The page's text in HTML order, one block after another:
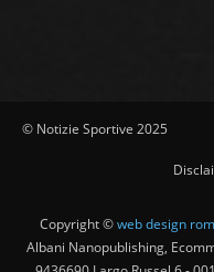
© Notizie Sportive 2025
Copyright ©web design
Albani Nanopublishing,